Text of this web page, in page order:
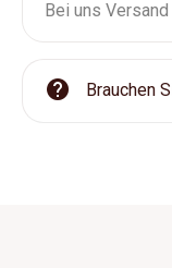
Bei uns
Brauchen